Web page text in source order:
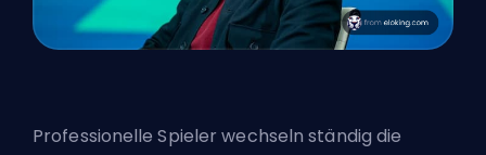
Professionelle Spieler wechseln ständig die